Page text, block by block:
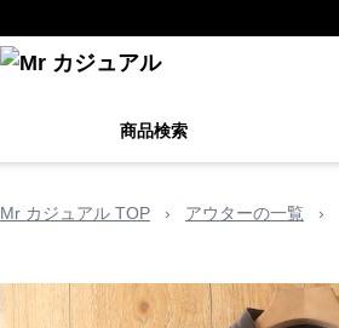
商品検索
Mr カジュアル TOP › アウターの一覧 ›